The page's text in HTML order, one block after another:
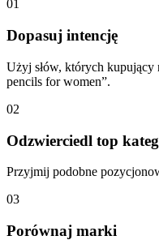
01
Dopasuj intencję
Użyj słów, których kupujący
pencils for women”.
02
Odzwierciedl top
Przyjmij podobne
03
Porównaj marki